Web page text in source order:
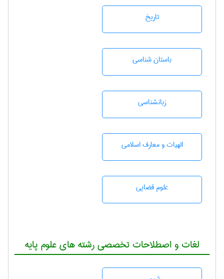
تاريخ
باستان شناسی
زبانشناسی
الهیات و معارف اسلامی
علوم قضایی
لغات و اصطلاحات تخصصی رشته های علوم پایه